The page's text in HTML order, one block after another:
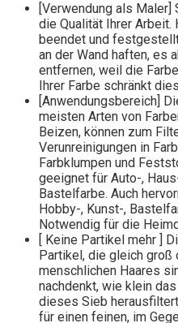
[Verwendung als
die Qualität Ihrer Arbeit.
beendet und
an der Wand haften, es
entfernen, weil die
Ihrer Farbe schränkt
[Anwendungsbereich]
meisten Arten von
Beizen, können zum
Verunreinigungen in
Farbklumpen und
geeignet für Auto-,
Bastelfarbe. Auch
Hobby-, Kunst-,
Notwendig für die
[ Keine Partikel mehr ]
Partikel, die gleich
menschlichen Haares
nachdenkt, wie klein
dieses Sieb
für einen feinen, im